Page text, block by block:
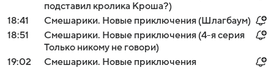
подставил кролика Кроша?)
18:41
Смешарики. Новые приключения (Шлагбаум)
18:51
Смешарики. Новые приключения (4-я серия
Только никому не говори)
19:02
Смешарики. Новые приключения